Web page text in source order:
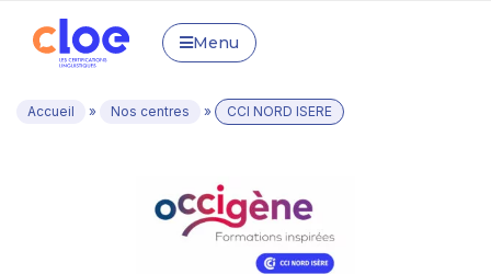
Menu
Accueil » Nos centres » CCI NORD ISERE